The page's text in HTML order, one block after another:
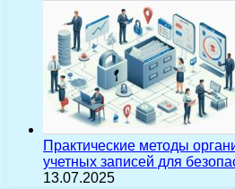
Практические методы
учетных записей для
13.07.2025